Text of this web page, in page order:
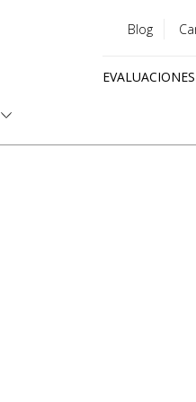
Blog
EVALUACIONES